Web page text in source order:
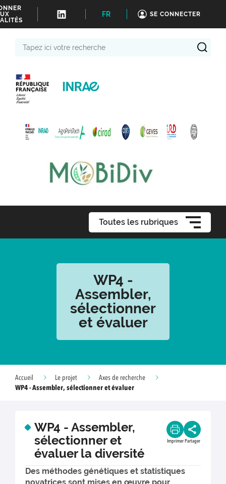
FR SE CONNECTER
Toutes les rubriques
WP4 -
Assembler,
sélectionner
et évaluer
Accueil Le projet
Axes de recherche
WP4 - Assembler, sélectionner et évaluer
WP4 - Assembler,
sélectionner et
évaluer la diversité
Imprimer Partager
Des méthodes génétiques et statistiques